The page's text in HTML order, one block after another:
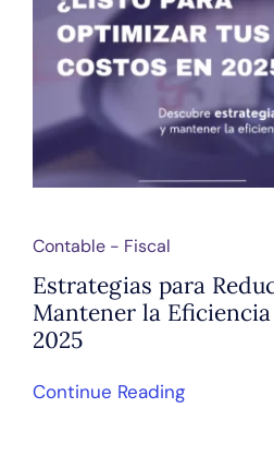
Contable - Fiscal
Estrategias para
Mantener la
2025
Continue Reading